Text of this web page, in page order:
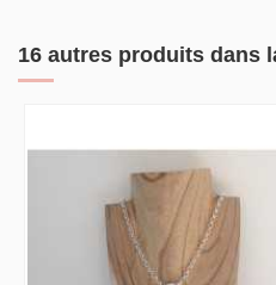
16 autres produits dans